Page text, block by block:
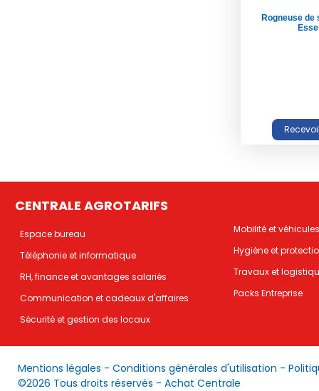
Rogneuse de
CENTRALE AGROTARIFS
Espace bureau
Téléphonie et informatique
RH, finance et avantages salariés
Communication et cadeaux d'affaires
Sécurité et gestion des locaux
Mobilité et véhicules
Hygiène et
Travaux et
Packs Entreprise
Mentions légales - Conditions générales d'utilisation -
©2026 Tous droits réservés - Achat Centrale